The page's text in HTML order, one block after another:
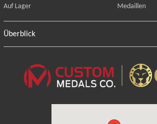
Auf Lager
Medaillen
Überblick